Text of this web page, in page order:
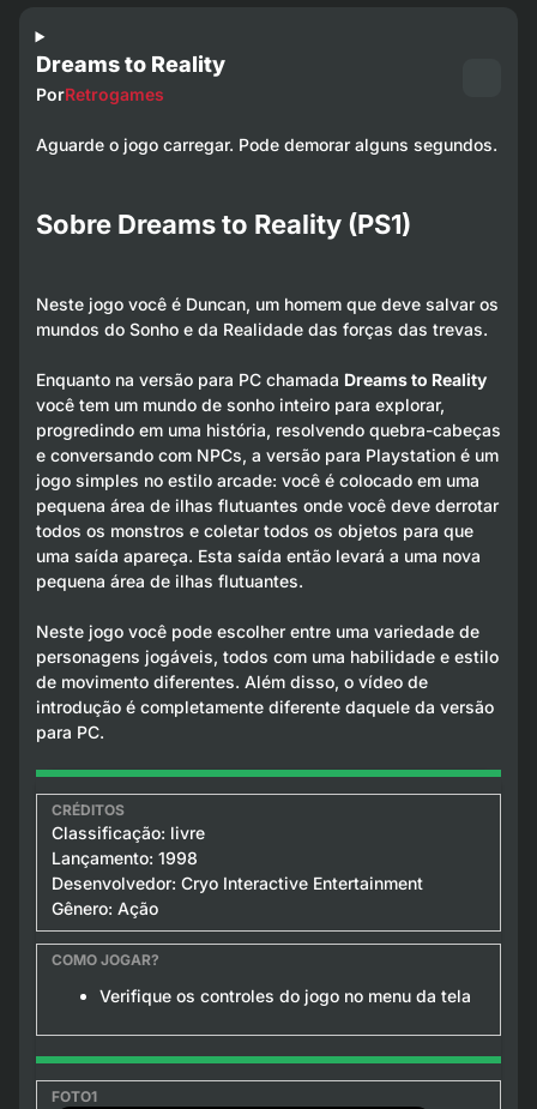
Dreams to Reality
PorRetrogames
Aguarde o jogo carregar. Pode demorar alguns segundos.
Sobre Dreams to Reality (PS1)
Neste jogo você é Duncan, um homem que deve salvar os
mundos do Sonho e da Realidade das forças das trevas.
Enquanto na versão para PC chamada Dreams to Reality
você tem um mundo de sonho inteiro para explorar,
progredindo em uma história, resolvendo quebra-cabeças
e conversando com NPCs, a versão para Playstation é um
jogo simples no estilo arcade: você é colocado em uma
pequena área de ilhas flutuantes onde você deve derrotar
todos os monstros e coletar todos os objetos para que
uma saída apareça. Esta saída então levará a uma nova
pequena área de ilhas flutuantes.
Neste jogo você pode escolher entre uma variedade de
personagens jogáveis, todos com uma habilidade e estilo
de movimento diferentes. Além disso, o vídeo de
introdução é completamente diferente daquele da versão
para PC.
Classificação: livre
Lançamento: 1998
Desenvolvedor: Cryo Interactive Entertainment
Gênero: Ação
Verifique os controles do jogo no menu da tela